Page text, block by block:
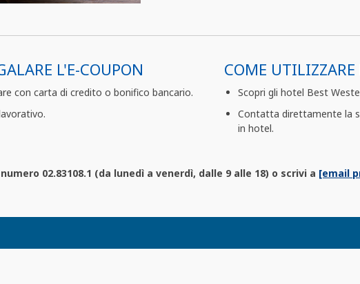
L'E-COUPON
con carta di credito o bonifico bancario.
COME UTILIZZARE
Scopri gli hotel Best
Contatta direttamente la
in hotel.
02.83108.1 (da lunedì a venerdì, dalle 9 alle 18) o scrivi a [email